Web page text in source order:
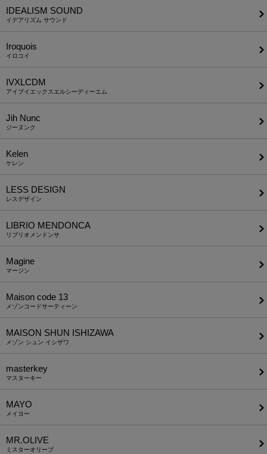
IDEALISM SOUND
イデアリズム サウンド
Iroquois
イロコイ
IVXLCDM
アイブイエックスエルシーディーエム
Jih Nunc
ジーヌンク
Kelen
ケレン
LESS DESIGN
レスデザイン
LIBRIO MENDONCA
リブリオメンドンサ
Magine
マージン
Maison code 13
メゾンコードサーティーン
MAISON SHUN ISHIZAWA
メゾン シュン イシザワ
masterkey
マスターキー
MAYO
メイヨー
MR.OLIVE
ミスターオリーブ